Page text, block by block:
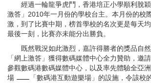
經過一輪龍爭虎鬥，香港培正小學順利脫穎
激答」2010年一月份的學校台主。本月份的校
激，到了比賽中期，榜首學校的名次更是每天
最後一刻，比賽亦未能分出勝負。
既然戰況如此激烈，嘉許得勝者的獎品自然
「網上激答」獲得數碼媒體中心全力贊助，邀
參觀數碼港數碼媒體中心，以及率先體驗全亞
場
「數碼港互動遊樂場」的設施，令該校